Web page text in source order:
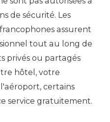
de sécurité. Les
assurent
tout au long de
privés ou partagés
hôtel, votre
certains
service gratuitement.